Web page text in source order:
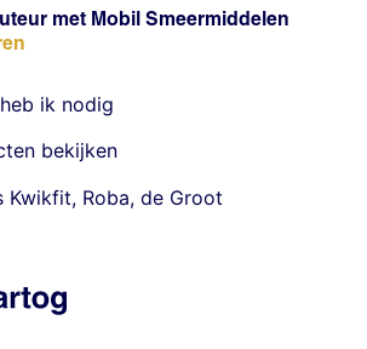
met Mobil Smeermiddelen
ik nodig
bekijken
Kwikfit, Roba,de Groot